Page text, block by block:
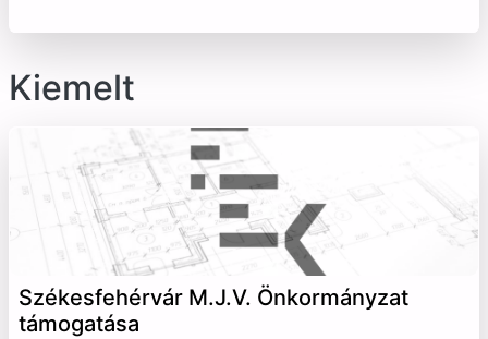
Kiemelt
Székesfehérvár M.J.V. Önkormányzat
támogatása